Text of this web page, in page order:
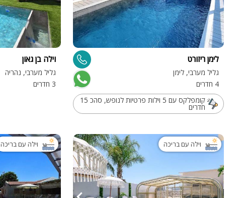
לימן ריזורט
גליל מערבי, לימן
4 חדרים
קומפלקס עם 5 וילות פרטיות לנופש, סהכ 15
חדרים
וילה בן גאון
גליל מערבי, נהריה
3 חדרים
וילה עם בריכה וילה עם בריכה